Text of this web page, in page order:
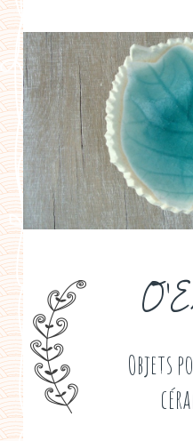
Objets
a propos
boutiques de
contact
politique de